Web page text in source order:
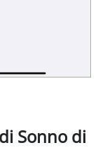
Sonno di